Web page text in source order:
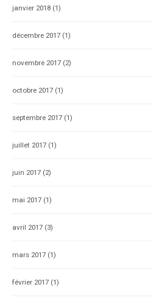
janvier 2018 (1)
décembre 2017 (1)
novembre 2017 (2)
octobre 2017 (1)
septembre 2017 (1)
juillet 2017 (1)
juin 2017 (2)
mai 2017 (1)
avril 2017 (3)
mars 2017 (1)
février 2017 (1)